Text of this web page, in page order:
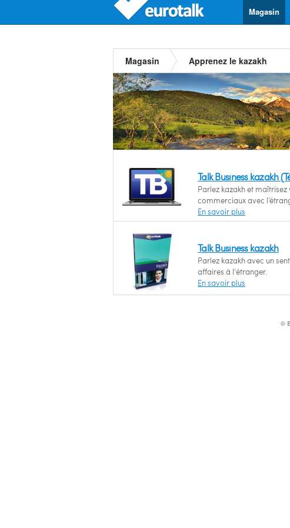
Magasin
Magasin Apprenez le kazakh
Talk Business kazakh
Parlez kazakh et maîtrisez
commerciaux avec
En savoir plus
Talk Business kazakh
Parlez kazakh avec un
affaires à l'étranger.
En savoir plus
©